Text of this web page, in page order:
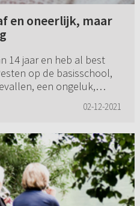
en oneerlijk, maar
14 jaar en heb al best
op de basisschool,
een ongeluk,
02-12-2021